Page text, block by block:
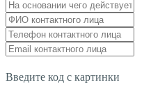
Введите код с картинки